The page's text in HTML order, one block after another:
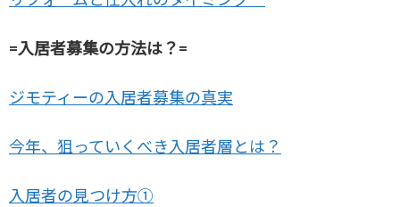
=入居者募集の方法は？=
ジモティーの入居者募集の真実
今年、狙っていくべき入居者層とは？
入居者の見つけ方①